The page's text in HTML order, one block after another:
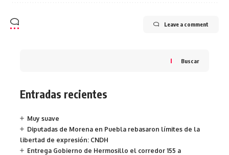
Leave a comment
Buscar
Entradas recientes
Muy suave
Diputadas de Morena en Puebla rebasaron límites de la
libertad de expresión: CNDH
Entrega Gobierno de Hermosillo el corredor 155 a